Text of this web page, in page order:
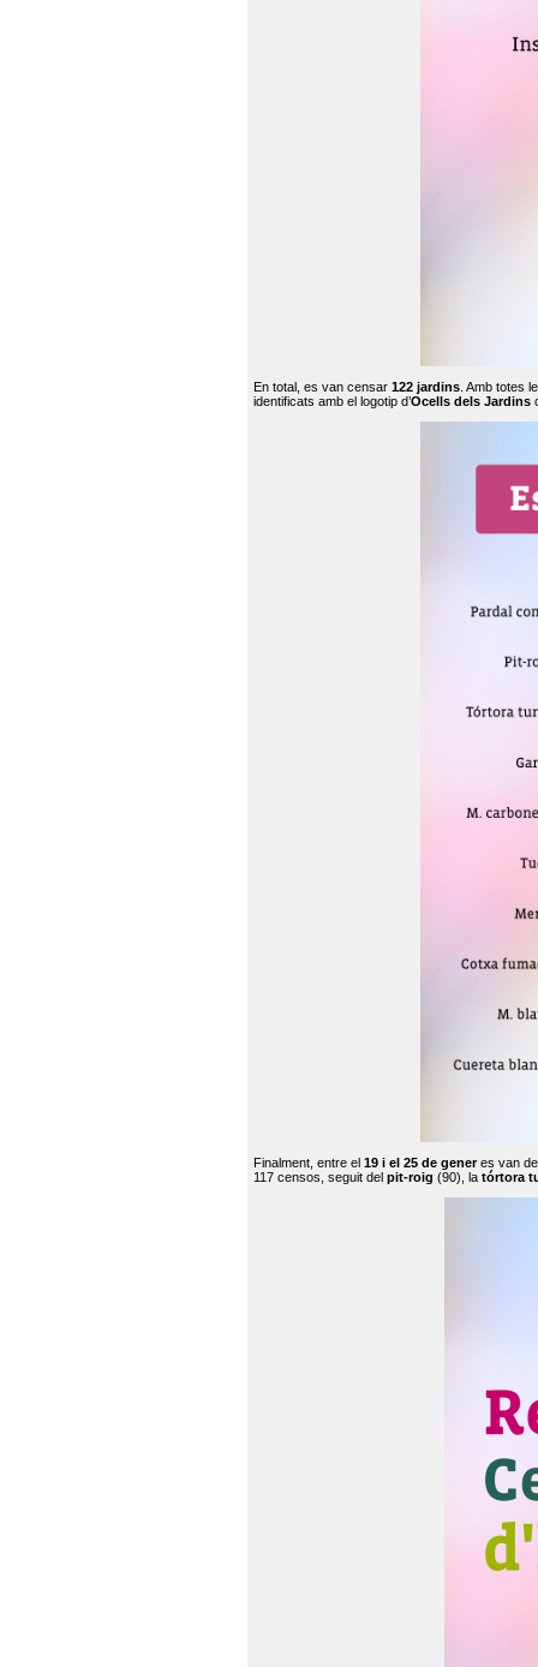
En total, es van censar 122 jardins . Amb totes
identificats amb el logotip d’Ocells dels Jardins
Finalment, entre el 19 i el 25 de generes van
117 censos, seguit del pit-roig (90), la tórtora